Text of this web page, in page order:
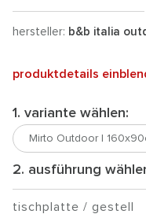
hersteller: b&b italia
produktdetails
1. variante wählen:
2. ausführung
tischplatte / gestell